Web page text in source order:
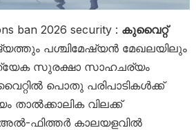
ban 2026 security : കുവൈറ്റ്
പശ്ചിമേഷ്യൻ മേഖലയിലും
സുരക്ഷാ സാഹചര്യം
പൊതു പരിപാടികൾക്ക്
താൽക്കാലിക വിലക്ക്
ഫിത്തർ കാലയളവിൽ